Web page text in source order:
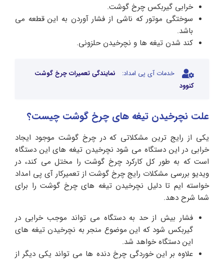
خرابی گیربکس چرخ گوشت.
سوختگی موتور که ناشی از فشار آوردن به این قطعه می
باشد.
کند شدن تیغه ها و نچرخیدن حلزونی.
خدمات آی پی امداد:
نمایندگی تعمیرات چرخ گوشت
کنوود
علت نچرخیدن تیغه های چرخ گوشت چیست؟
یکی از رایج ترین مشکلاتی که در چرخ گوشت موجود ایجاد
خرابی در این دستگاه می شود نچرخیدن تیغه های این دستگاه
است که به طور کل کارکرد چرخ گوشت را مختل می کند، در
ویدیو بررسی مشکلات رایج چرخ گوشت از تعمیرکار آی پی امداد
خواسته ایم تا دلیل نچرخیدن تیغه های چرخ گوشت را برای
شما شرح دهد.
فشار بیش از حد به دستگاه می تواند موجب خرابی در
گیربکس شود که این موضوع منجر به نچرخیدن تیغه های
این دستگاه خواهد شد.
علاوه بر این خوردگی چرخ دنده ها می تواند یکی دیگر از